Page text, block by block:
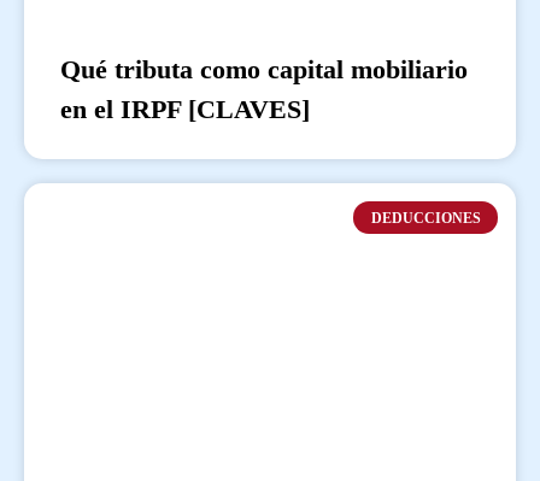
Qué tributa como capital mobiliario
en el IRPF [CLAVES]
DEDUCCIONES